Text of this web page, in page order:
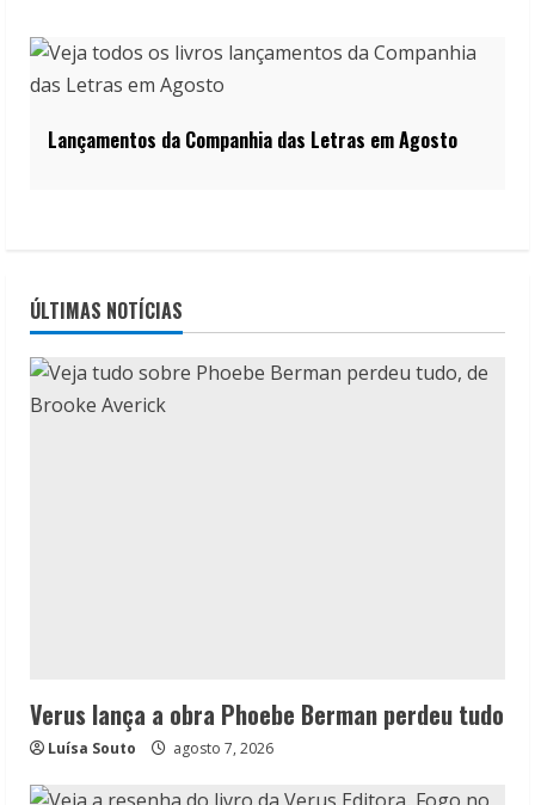
Lançamentos da Companhia das Letras em Agosto
ÚLTIMAS NOTÍCIAS
Verus lança a obra Phoebe Berman perdeu tudo
Luísa Souto agosto 7, 2026